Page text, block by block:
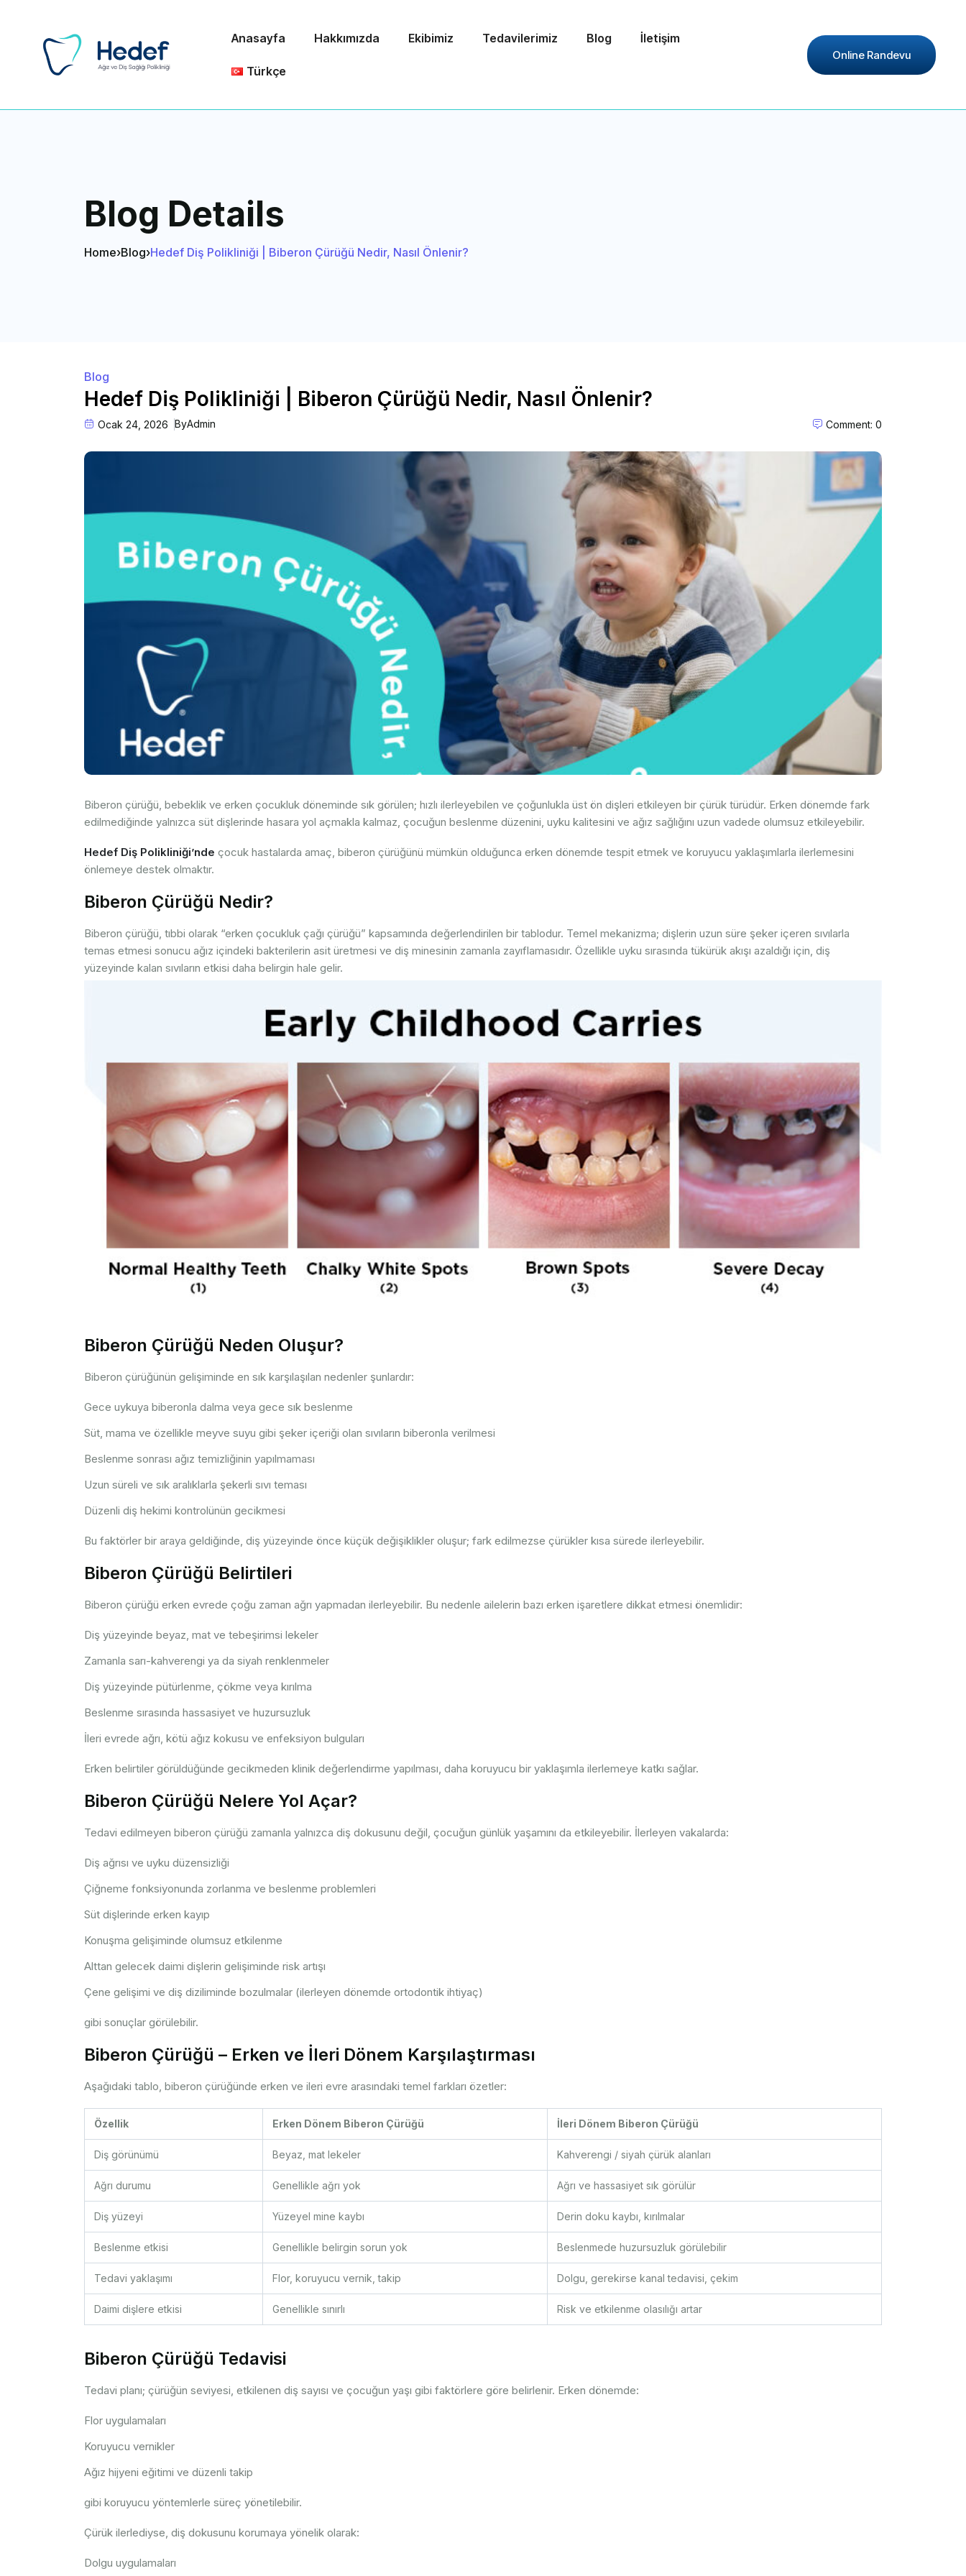
Anasayfa Hakkımızda Ekibimiz Tedavilerimiz Blog İletişim
Türkçe
Online Randevu
Blog Details
Home›Blog›Hedef Diş Polikliniği | Biberon Çürüğü Nedir, Nasıl Önlenir?
Blog
Hedef Diş Polikliniği | Biberon Çürüğü Nedir, Nasıl Önlenir?
Ocak 24, 2026 ByAdmin Comment: 0
Biberon çürüğü, bebeklik ve erken çocukluk döneminde sık görülen; hızlı ilerleyebilen ve çoğunlukla üst ön dişleri etkileyen bir çürük türüdür. Erken dönemde fark
edilmediğinde yalnızca süt dişlerinde hasara yol açmakla kalmaz, çocuğun beslenme düzenini, uyku kalitesini ve ağız sağlığını uzun vadede olumsuz etkileyebilir.
Hedef Diş Polikliniği’nde çocuk hastalarda amaç, biberon çürüğünü mümkün olduğunca erken dönemde tespit etmek ve koruyucu yaklaşımlarla ilerlemesini
önlemeye destek olmaktır.
Biberon Çürüğü Nedir?
Biberon çürüğü, tıbbi olarak “erken çocukluk çağı çürüğü” kapsamında değerlendirilen bir tablodur. Temel mekanizma; dişlerin uzun süre şeker içeren sıvılarla
temas etmesi sonucu ağız içindeki bakterilerin asit üretmesi ve diş minesinin zamanla zayıflamasıdır. Özellikle uyku sırasında tükürük akışı azaldığı için, diş
yüzeyinde kalan sıvıların etkisi daha belirgin hale gelir.
Biberon Çürüğü Neden Oluşur?
Biberon çürüğünün gelişiminde en sık karşılaşılan nedenler şunlardır:
Gece uykuya biberonla dalma veya gece sık beslenme
Süt, mama ve özellikle meyve suyu gibi şeker içeriği olan sıvıların biberonla verilmesi
Beslenme sonrası ağız temizliğinin yapılmaması
Uzun süreli ve sık aralıklarla şekerli sıvı teması
Düzenli diş hekimi kontrolünün gecikmesi
Bu faktörler bir araya geldiğinde, diş yüzeyinde önce küçük değişiklikler oluşur; fark edilmezse çürükler kısa sürede ilerleyebilir.
Biberon Çürüğü Belirtileri
Biberon çürüğü erken evrede çoğu zaman ağrı yapmadan ilerleyebilir. Bu nedenle ailelerin bazı erken işaretlere dikkat etmesi önemlidir:
Diş yüzeyinde beyaz, mat ve tebeşirimsi lekeler
Zamanla sarı-kahverengi ya da siyah renklenmeler
Diş yüzeyinde pütürlenme, çökme veya kırılma
Beslenme sırasında hassasiyet ve huzursuzluk
İleri evrede ağrı, kötü ağız kokusu ve enfeksiyon bulguları
Erken belirtiler görüldüğünde gecikmeden klinik değerlendirme yapılması, daha koruyucu bir yaklaşımla ilerlemeye katkı sağlar.
Biberon Çürüğü Nelere Yol Açar?
Tedavi edilmeyen biberon çürüğü zamanla yalnızca diş dokusunu değil, çocuğun günlük yaşamını da etkileyebilir. İlerleyen vakalarda:
Diş ağrısı ve uyku düzensizliği
Çiğneme fonksiyonunda zorlanma ve beslenme problemleri
Süt dişlerinde erken kayıp
Konuşma gelişiminde olumsuz etkilenme
Alttan gelecek daimi dişlerin gelişiminde risk artışı
Çene gelişimi ve diş diziliminde bozulmalar (ilerleyen dönemde ortodontik ihtiyaç)
gibi sonuçlar görülebilir.
Biberon Çürüğü – Erken ve İleri Dönem Karşılaştırması
Aşağıdaki tablo, biberon çürüğünde erken ve ileri evre arasındaki temel farkları özetler:
Özellik Erken Dönem Biberon Çürüğü İleri Dönem Biberon Çürüğü
Diş görünümü Beyaz, mat lekeler Kahverengi / siyah çürük alanları
Ağrı durumu Genellikle ağrı yok Ağrı ve hassasiyet sık görülür
Diş yüzeyi Yüzeyel mine kaybı Derin doku kaybı, kırılmalar
Beslenme etkisi Genellikle belirgin sorun yok Beslenmede huzursuzluk görülebilir
Tedavi yaklaşımı Flor, koruyucu vernik, takip Dolgu, gerekirse kanal tedavisi, çekim
Daimi dişlere etkisi Genellikle sınırlı Risk ve etkilenme olasılığı artar
Biberon Çürüğü Tedavisi
Tedavi planı; çürüğün seviyesi, etkilenen diş sayısı ve çocuğun yaşı gibi faktörlere göre belirlenir. Erken dönemde:
Flor uygulamaları
Koruyucu vernikler
Ağız hijyeni eğitimi ve düzenli takip
gibi koruyucu yöntemlerle süreç yönetilebilir.
Çürük ilerlediyse, diş dokusunu korumaya yönelik olarak:
Dolgu uygulamaları